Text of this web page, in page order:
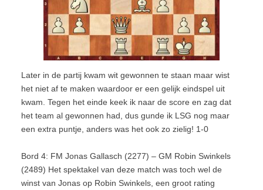
Later in de partij kwam wit gewonnen te staan maar wist
het niet af te maken waardoor er een gelijk eindspel uit
kwam. Tegen het einde keek ik naar de score en zag dat
het team al gewonnen had, dus gunde ik LSG nog maar
een extra puntje, anders was het ook zo zielig! 1-0
Bord 4: FM Jonas Gallasch (2277) – GM Robin Swinkels
(2489) Het spektakel van deze match was toch wel de
winst van Jonas op Robin Swinkels, een groot rating